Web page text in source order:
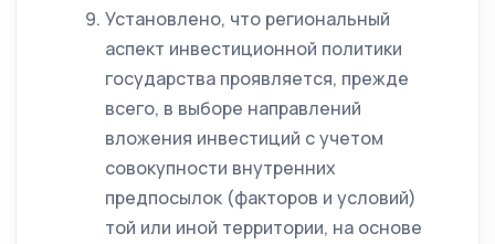
Установлено, что региональный
аспект инвестиционной политики
государства проявляется, прежде
всего, в выборе направлений
вложения инвестиций с учетом
совокупности внутренних
предпосылок (факторов и условий)
той или иной территории, на основе